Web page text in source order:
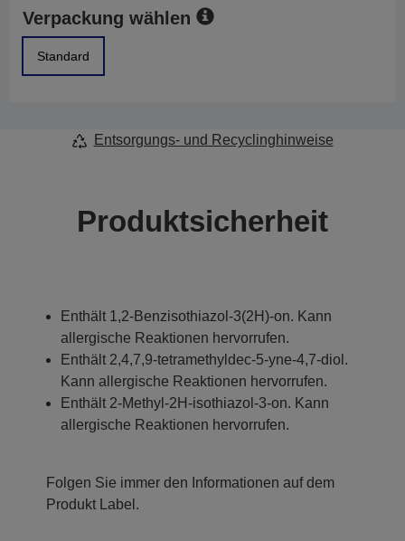
Verpackung wählen
Standard
Entsorgungs- und Recyclinghinweise
Produktsicherheit
Enthält 1,2-Benzisothiazol-3(2H)-on. Kann
allergische Reaktionen hervorrufen.
Enthält 2,4,7,9-tetramethyldec-5-yne-4,7-diol.
Kann allergische Reaktionen hervorrufen.
Enthält 2-Methyl-2H-isothiazol-3-on. Kann
allergische Reaktionen hervorrufen.
Folgen Sie immer den Informationen auf dem
Produkt Label.